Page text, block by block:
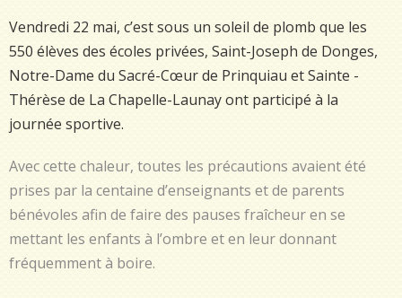
Vendredi 22 mai, c’est sous un soleil de plomb que les
550 élèves des écoles privées, Saint-Joseph de Donges,
Notre-Dame du Sacré-Cœur de Prinquiau et Sainte -
Thérèse de La Chapelle-Launay ont participé à la
journée sportive.
Avec cette chaleur, toutes les précautions avaient été
prises par la centaine d’enseignants et de parents
bénévoles afin de faire des pauses fraîcheur en se
mettant les enfants à l’ombre et en leur donnant
fréquemment à boire.